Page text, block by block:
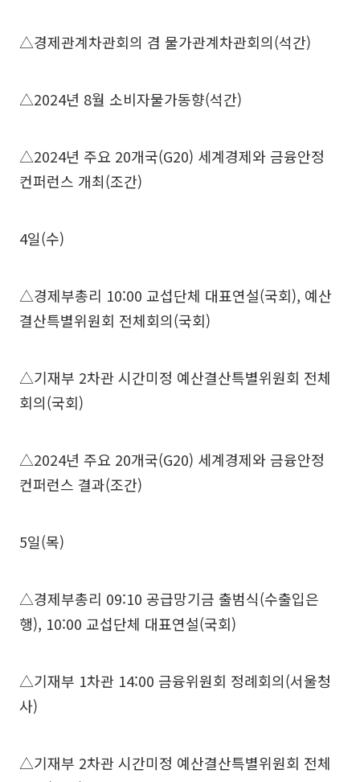
△경제관계차관회의 겸 물가관계차관회의(석간)
△2024년 8월 소비자물가동향(석간)
△2024년 주요 20개국(G20) 세계경제와 금융안정
컨퍼런스 개최(조간)
4일(수)
△경제부총리 10:00 교섭단체 대표연설(국회), 예산
결산특별위원회 전체회의(국회)
△기재부 2차관 시간미정 예산결산특별위원회 전체
회의(국회)
△2024년 주요 20개국(G20) 세계경제와 금융안정
컨퍼런스 결과(조간)
5일(목)
△경제부총리 09:10 공급망기금 출범식(수출입은
행), 10:00 교섭단체 대표연설(국회)
△기재부 1차관 14:00 금융위원회 정례회의(서울청
사)
△기재부 2차관 시간미정 예산결산특별위원회 전체